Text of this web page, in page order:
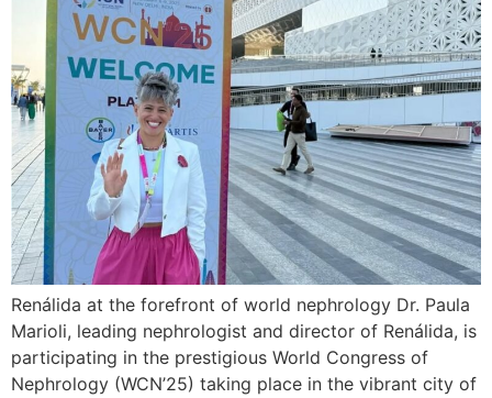
Renálida at the forefront of world nephrology Dr. Paula
Marioli, leading nephrologist and director of Renálida, is
participating in the prestigious World Congress of
Nephrology (WCN’25) taking place in the vibrant city of